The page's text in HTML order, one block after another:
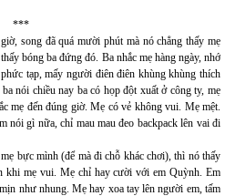
***
song đã quá mười phút mà nó chẳng thấy mẹ
bóng ba đứng đó. Ba nhắc mẹ hàng ngày, nhớ
tạp, mấy người điên điên khùng khùng thích
nói chiều nay ba có họp đột xuất ở công ty, mẹ
mẹ đến đúng giờ. Mẹ có vẻ không vui. Mẹ mệt.
nói gì nữa, chỉ mau mau đeo backpack lên vai đi
bực mình (để mà đi chỗ khác chơi), thì nó thấy
khi mẹ vui. Mẹ chỉ hay cười với em Quỳnh. Em
như nhung. Mẹ hay xoa tay lên người em, tấm